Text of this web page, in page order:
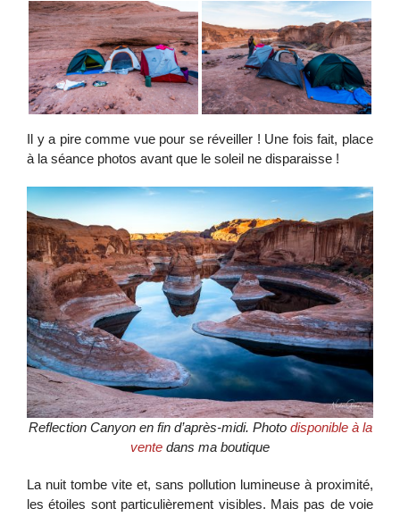
Il y a pire comme vue pour se réveiller ! Une fois fait, place
à la séance photos avant que le soleil ne disparaisse !
Reflection Canyon en fin d’après-midi. Photo disponible à la
vente dans ma boutique
La nuit tombe vite et, sans pollution lumineuse à proximité,
les étoiles sont particulièrement visibles. Mais pas de voie